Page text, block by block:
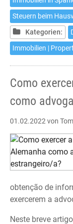
–
Steuern beim
Kategorien:
Immobilien |
Como
como
01.02.2022 von
obtenção de
exercerem a
Neste breve